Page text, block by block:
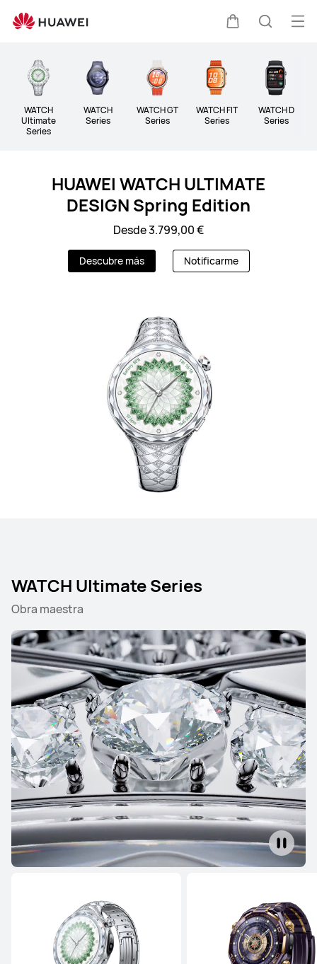
WATCH
Ultimate
Series
WATCH
Series
WATCH GT
Series
WATCH FIT
Series
WATCH D
Series
HUAWEI WATCH ULTIMATE
DESIGN Spring Edition
Desde 3.799,00 €
Descubre más Notificarme
WATCH Ultimate Series
Obra maestra